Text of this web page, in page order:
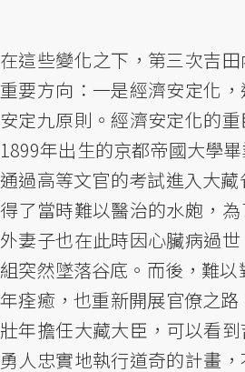
在這些變化之下，第三次吉
重要方向：一是經濟安定化
安定九原則。經濟安定化的
1899年出生的京都帝國大學
通過高等文官的考試進入大
得了當時難以醫治的水皰，
外妻子也在此時因心臟病過
組突然墜落谷底。而後，難
年痊癒，也重新開展官僚之
壯年擔任大藏大臣，可以看
勇人忠實地執行道奇的計畫